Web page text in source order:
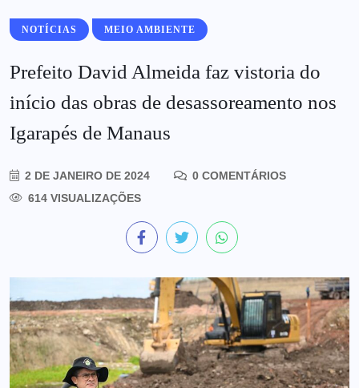
NOTÍCIAS MEIO AMBIENTE
Prefeito David Almeida faz vistoria do
início das obras de desassoreamento nos
Igarapés de Manaus
2 DE JANEIRO DE 2024
0 COMENTÁRIOS
614 VISUALIZAÇÕES